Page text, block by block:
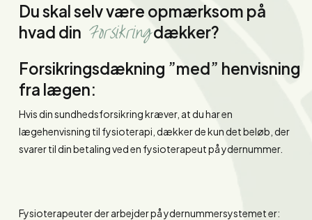
Du skal selv være opmærksom på
hvad din Forsikringdækker?
Forsikringsdækning ”med” henvisning
fra lægen:
Hvis din sundhedsforsikring kræver, at du har en
lægehenvisning til fysioterapi, dækker de kun det beløb, der
svarer til din betaling ved en fysioterapeut på ydernummer.
Fysioterapeuter der arbejder på ydernummersystemet er: